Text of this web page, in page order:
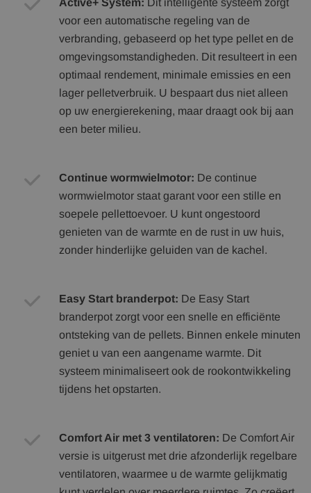
Active+ System: Dit intelligente systeem zorgt
voor een automatische regeling van de
verbranding, gebaseerd op het type pellet en de
omgevingsomstandigheden. Dit resulteert in een
optimaal rendement, minimale emissies en een
lager pelletverbruik. U bespaart dus niet alleen
op uw energierekening, maar draagt ook bij aan
een beter milieu.
Continue wormwielmotor: De continue
wormwielmotor staat garant voor een stille en
soepele pellettoevoer. U kunt ongestoord
genieten van de warmte en de rust in uw huis,
zonder hinderlijke geluiden van de kachel.
Easy Start branderpot: De Easy Start
branderpot zorgt voor een snelle en efficiënte
ontsteking van de pellets. Binnen enkele minuten
geniet u van een aangename warmte. Dit
systeem minimaliseert ook de rookontwikkeling
tijdens het opstarten.
Comfort Air met 3 ventilatoren: De Comfort Air
versie is uitgerust met drie afzonderlijk regelbare
ventilatoren, waarmee u de warmte gelijkmatig